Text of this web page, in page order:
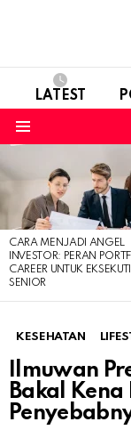
LATEST
STORIES
CARA MENJADI ANGEL
INVESTOR: PERAN
CAREER UNTUK
SENIOR
KESEHATAN
Ilmuwan
Bakal